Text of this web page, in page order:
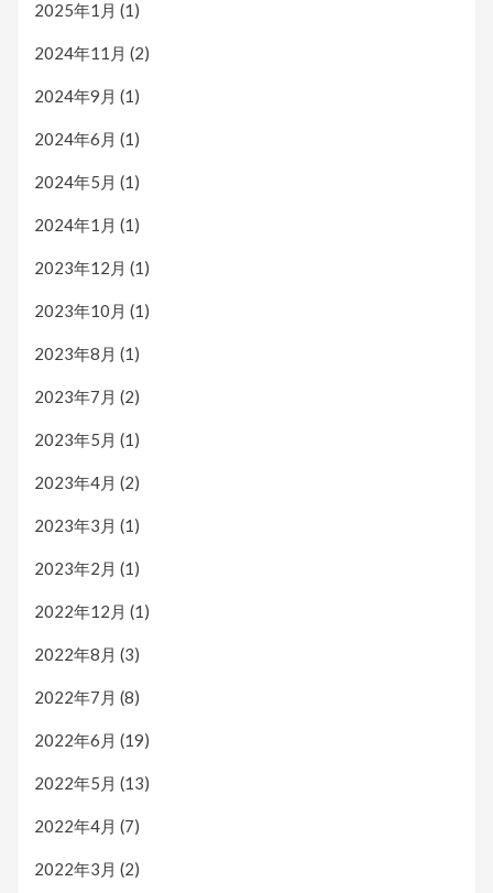
2025年1月 (1)
2024年11月 (2)
2024年9月 (1)
2024年6月 (1)
2024年5月 (1)
2024年1月 (1)
2023年12月 (1)
2023年10月 (1)
2023年8月 (1)
2023年7月 (2)
2023年5月 (1)
2023年4月 (2)
2023年3月 (1)
2023年2月 (1)
2022年12月 (1)
2022年8月 (3)
2022年7月 (8)
2022年6月 (19)
2022年5月 (13)
2022年4月 (7)
2022年3月 (2)